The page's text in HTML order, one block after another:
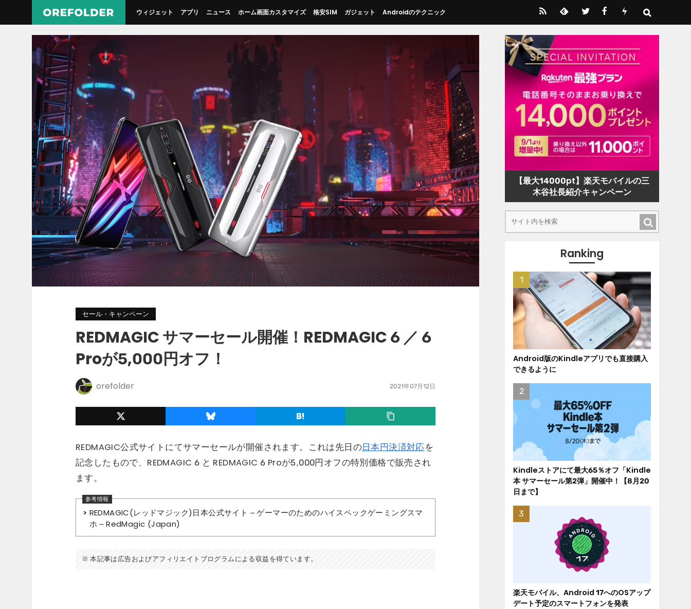
ウィジェット アプリ ニュース ホーム画面カスタマイズ 格安SIM ガジェット Androidのテクニック
セール・キャンペーン
REDMAGIC サマーセール開催！REDMAGIC 6 ／ 6
Proが5,000円オフ！
orefolder 2021年07月12日
REDMAGIC公式サイトにてサマーセールが開催されます。これは先日の日本円決済対応を
記念したもので、REDMAGIC 6 と REDMAGIC 6 Proが5,000円オフの特別価格で販売され
ます。
REDMAGIC(レッドマジック)日本公式サイト – ゲーマーのためのハイスペックゲーミングスマ
ホ – RedMagic (Japan)
本記事は広告およびアフィリエイトプログラムによる収益を得ています。
【最大14000pt】楽天モバイルの三
木谷社長紹介キャンペーン
Ranking
Android版のKindleアプリでも直接購入
できるように
Kindleストアにて最大65％オフ「Kindle
本 サマーセール第2弾」開催中！【8月20
日まで】
楽天モバイル、Android 17へのOSアップ
デート予定のスマートフォンを発表